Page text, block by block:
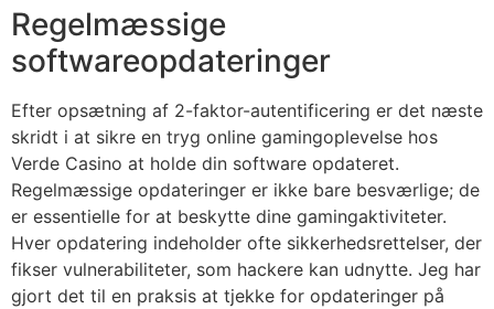
Regelmæssige
softwareopdateringer
Efter opsætning af 2-faktor-autentificering er det næste
skridt i at sikre en tryg online gamingoplevelse hos
Verde Casino at holde din software opdateret.
Regelmæssige opdateringer er ikke bare besværlige; de
er essentielle for at beskytte dine gamingaktiviteter.
Hver opdatering indeholder ofte sikkerhedsrettelser, der
fikser vulnerabiliteter, som hackere kan udnytte. Jeg har
gjort det til en praksis at tjekke for opdateringer på